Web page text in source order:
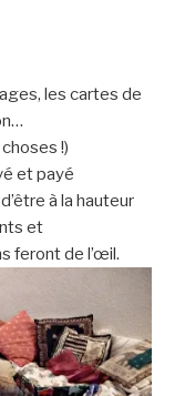
les cartes de
!)
et payé
à la hauteur
et
feront de l’œil.